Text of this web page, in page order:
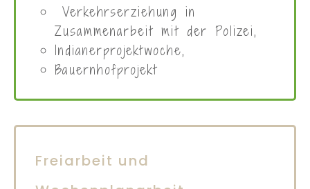
Sachunterricht
Themen mit jahreszeitlichem
Projekte, z.B.: